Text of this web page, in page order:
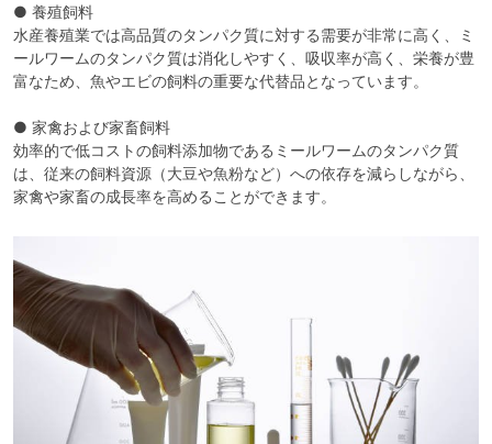
● 養殖飼料
水産養殖業では高品質のタンパク質に対する需要が非常に高く、ミ
ールワームのタンパク質は消化しやすく、吸収率が高く、栄養が豊
富なため、魚やエビの飼料の重要な代替品となっています。
● 家禽および家畜飼料
効率的で低コストの飼料添加物であるミールワームのタンパク質
は、従来の飼料資源（大豆や魚粉など）への依存を減らしながら、
家禽や家畜の成長率を高めることができます。